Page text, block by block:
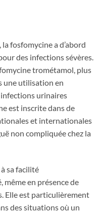
fosfomycine a d’abord
des infections sévères.
trométamol, plus
une utilisation en
urinaires
est inscrite dans de
et internationales
non compliquée chez la
à sa facilité
même en présence de
Elle est particulièrement
des situations où un